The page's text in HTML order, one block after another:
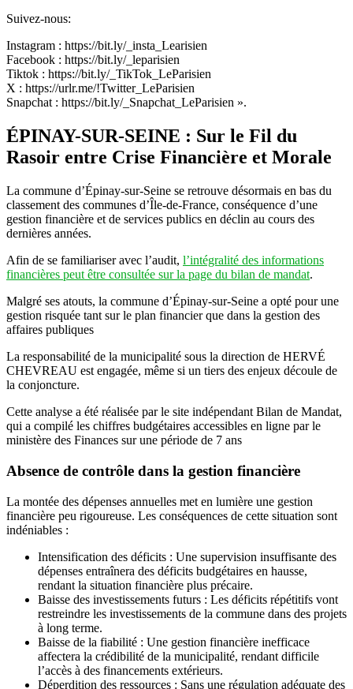
Suivez-nous:
Instagram : https://bit.ly/_insta_Learisien
Facebook : https://bit.ly/_leparisien
Tiktok : https://bit.ly/_TikTok_LeParisien
X : https://urlr.me/!Twitter_LeParisien
Snapchat : https://bit.ly/_Snapchat_LeParisien ».
ÉPINAY-SUR-SEINE : Sur le Fil du
Rasoir entre Crise Financière et Morale
La commune d’Épinay-sur-Seine se retrouve désormais en bas du
classement des communes d’Île-de-France, conséquence d’une
gestion financière et de services publics en déclin au cours des
dernières années.
Afin de se familiariser avec l’audit, l’intégralité des informations
financières peut être consultée sur la page du bilan de mandat.
Malgré ses atouts, la commune d’Épinay-sur-Seine a opté pour une
gestion risquée tant sur le plan financier que dans la gestion des
affaires publiques
La responsabilité de la municipalité sous la direction de HERVÉ
CHEVREAU est engagée, même si un tiers des enjeux découle de
la conjoncture.
Cette analyse a été réalisée par le site indépendant Bilan de Mandat,
qui a compilé les chiffres budgétaires accessibles en ligne par le
ministère des Finances sur une période de 7 ans
Absence de contrôle dans la gestion financière
La montée des dépenses annuelles met en lumière une gestion
financière peu rigoureuse. Les conséquences de cette situation sont
indéniables :
Intensification des déficits : Une supervision insuffisante des
dépenses entraînera des déficits budgétaires en hausse,
rendant la situation financière plus précaire.
Baisse des investissements futurs : Les déficits répétitifs vont
restreindre les investissements de la commune dans des projets
à long terme.
Baisse de la fiabilité : Une gestion financière inefficace
affectera la crédibilité de la municipalité, rendant difficile
l’accès à des financements extérieurs.
Déperdition des ressources : Sans une régulation adéquate des